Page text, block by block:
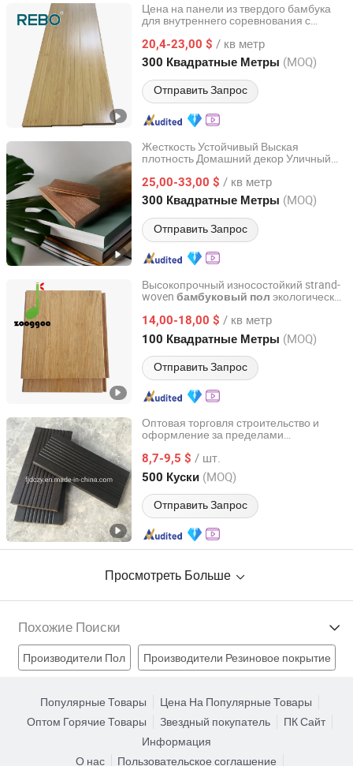
Цена на панели из твердого бамбука
для внутреннего соревнования с
20,4-23,00 $ / кв метр
300 Квадратные Метры (MOQ)
Отправить Запрос
Fujian Golden Bamboo Industry Co., Ltd.
Fujian, China с 2020
Жесткость Устойчивый Выская
плотность Домашний декор Уличный
25,00-33,00 $ / кв метр
300 Квадратные Метры (MOQ)
Отправить Запрос
Fujian Sanming DACHUAN Bamboo Industry Co., Ltd.
Fujian, China с 2020
Высокопрочный износостойкий strand-
woven бамбуковый пол экологически
14,00-18,00 $ / кв метр
100 Квадратные Метры (MOQ)
Отправить Запрос
GANZHOU ZHUGE BAMBOO WOODS TECHNOLOGY CO.,
LTD.
Jiangxi, China с 2023
Оптовая торговля строительство и
оформление за пределами
8,7-9,5 $ / шт.
500 Куски (MOQ)
Отправить Запрос
Fujian Sanming DACHUAN Bamboo Industry Co., Ltd.
Fujian, China с 2020
Просмотреть Больше
Похожие Поиски
Производители Пол Производители Резиновое покрытие
Производители Бамбуковый деревянный пол
Популярные Товары
Цена На Популярные Товары
Оптом Горячие Товары
Звездный покупатель
ПК Сайт
Информация
О нас
Пользовательское соглашение